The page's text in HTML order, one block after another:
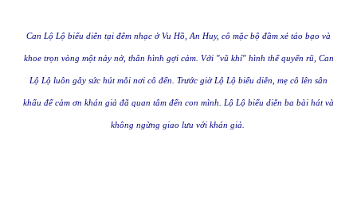
Can Lộ Lộ biểu diễn tại đêm nhạc ở Vu Hồ, An Huy, cô mặc bộ đầm xẻ táo bạo và
khoe trọn vòng một nảy nở, thân hình gợi cảm. Với "vũ khí" hình thể quyến rũ, Can
Lộ Lộ luôn gây sức hút mỗi nơi cô đến. Trước giờ Lộ Lộ biểu diễn, mẹ cô lên sân
khấu để cảm ơn khán giả đã quan tâm đến con mình. Lộ Lộ biểu diễn ba bài hát và
không ngừng giao lưu với khán giả.